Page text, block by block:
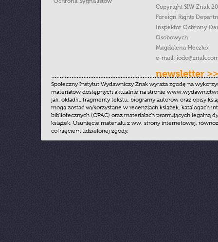
Copyright SIW Znak
Foreign Rights
Inspektor Ochrony
Osobowych
Magdalena Heczko
e-mail:
newsletter >>
Społeczny Instytut Wydawniczy Znak wyraża zgodę na
materiałów dostępnych aktualnie na stronie
jak: okładki, fragmenty tekstu, biogramy autorów oraz opisy
mogą zostać wykorzystane w recenzjach książek, katalogach
bibliotecznych (OPAC) oraz materiałach promujących legalną
książek. Usunięcie materiału z ww. strony internetowej,
cofnięciem udzielonej zgody.